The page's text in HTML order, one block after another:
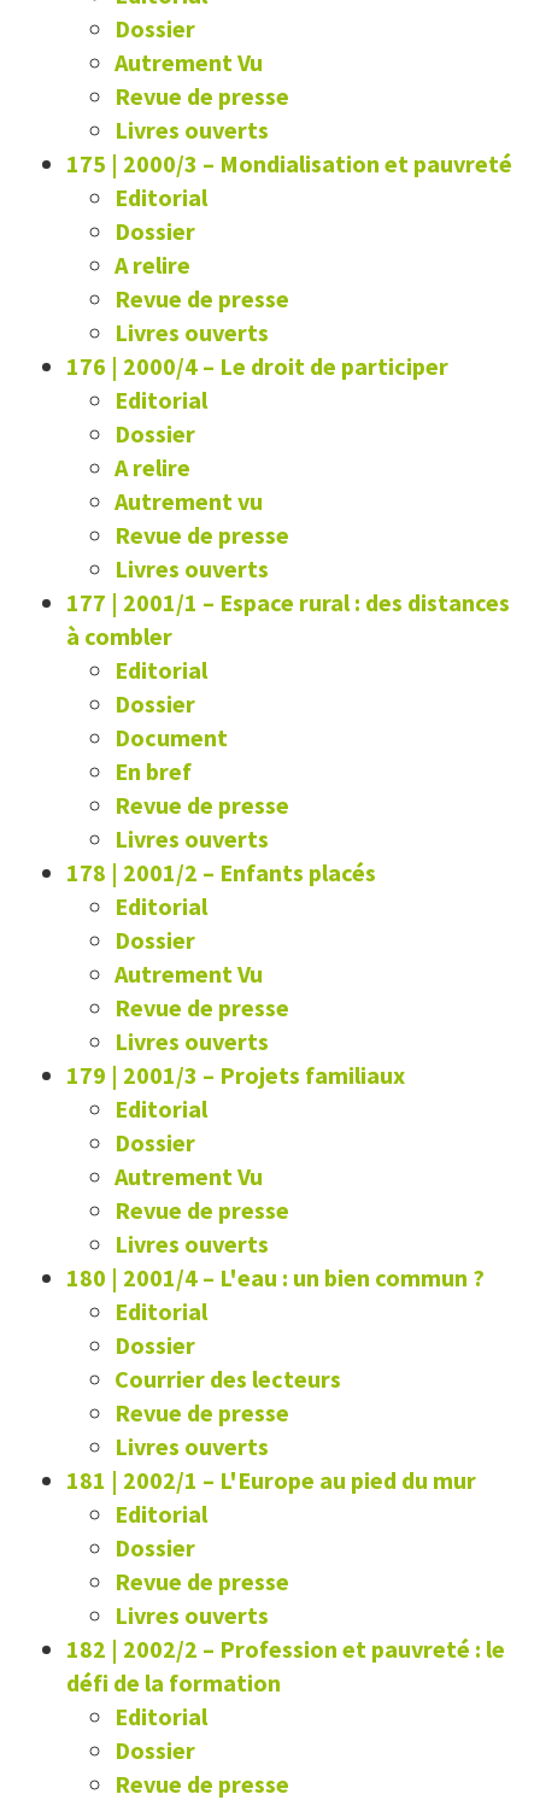
Dossier
Autrement Vu
Revue de presse
Livres ouverts
175 | 2000/3 – Mondialisation et pauvreté
Editorial
Dossier
A relire
Revue de presse
Livres ouverts
176 | 2000/4 – Le droit de participer
Editorial
Dossier
A relire
Autrement vu
Revue de presse
Livres ouverts
177 | 2001/1 – Espace rural : des distances
à combler
Editorial
Dossier
Document
En bref
Revue de presse
Livres ouverts
178 | 2001/2 – Enfants placés
Editorial
Dossier
Autrement Vu
Revue de presse
Livres ouverts
179 | 2001/3 – Projets familiaux
Editorial
Dossier
Autrement Vu
Revue de presse
Livres ouverts
180 | 2001/4 – L'eau : un bien commun ?
Editorial
Dossier
Courrier des lecteurs
Revue de presse
Livres ouverts
181 | 2002/1 – L'Europe au pied du mur
Editorial
Dossier
Revue de presse
Livres ouverts
182 | 2002/2 – Profession et pauvreté : le
défi de la formation
Editorial
Dossier
Revue de presse